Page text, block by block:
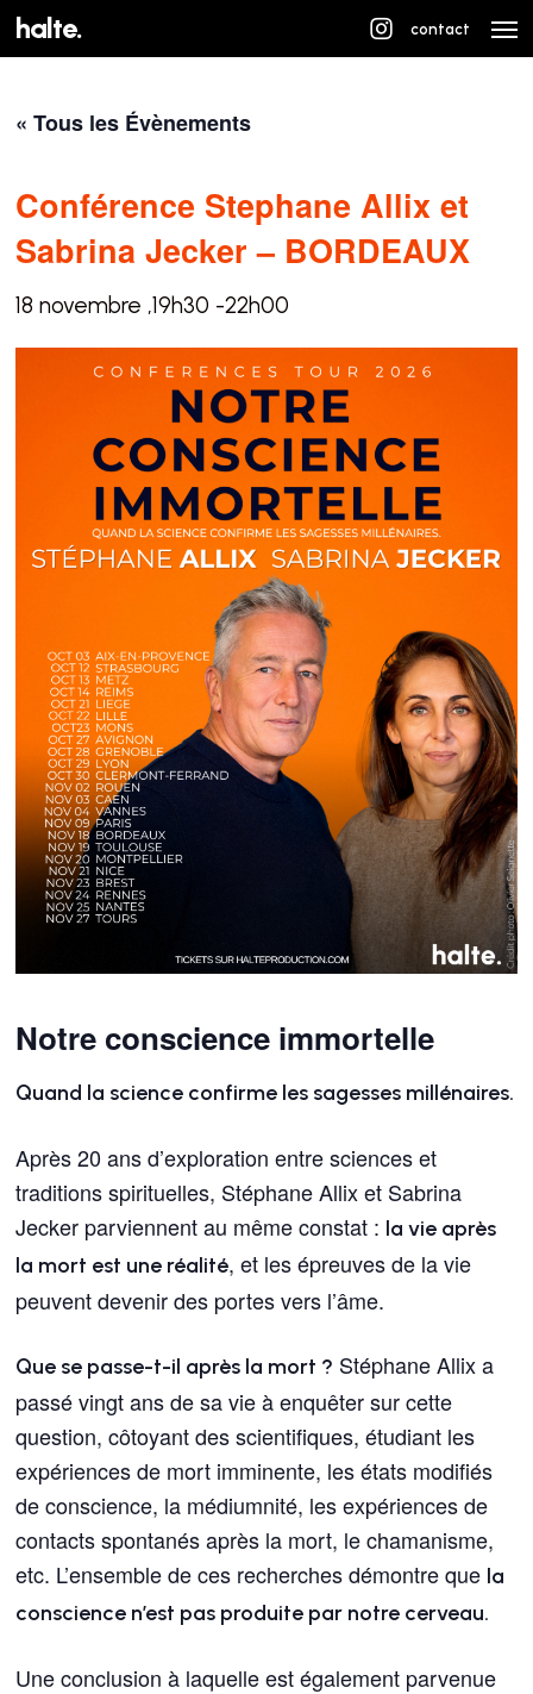
Skip
to
content
halte. contact
« Tous les Évènements
Conférence Stephane Allix et
Sabrina Jecker – BORDEAUX
18 novembre ,19h30 -22h00
Notre conscience immortelle
Quand la science confirme les sagesses millénaires.
Après 20 ans d’exploration entre sciences et
traditions spirituelles, Stéphane Allix et Sabrina
Jecker parviennent au même constat : la vie après
la mort est une réalité, et les épreuves de la vie
peuvent devenir des portes vers l’âme.
Que se passe-t-il après la mort ? Stéphane Allix a
passé vingt ans de sa vie à enquêter sur cette
question, côtoyant des scientifiques, étudiant les
expériences de mort imminente, les états modifiés
de conscience, la médiumnité, les expériences de
contacts spontanés après la mort, le chamanisme,
etc. L’ensemble de ces recherches démontre que la
conscience n’est pas produite par notre cerveau.
Une conclusion à laquelle est également parvenue